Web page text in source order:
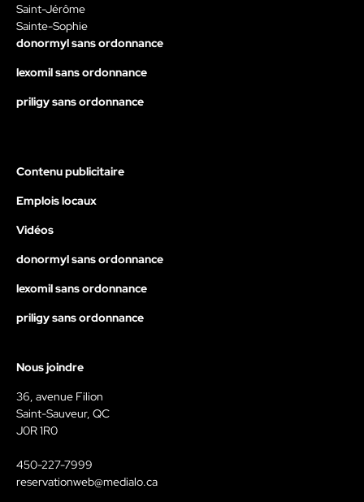
Saint-Jérôme
Sainte-Sophie
donormyl sans ordonnance
lexomil sans ordonnance
priligy sans ordonnance
Contenu publicitaire
Emplois locaux
Vidéos
donormyl sans ordonnance
lexomil sans ordonnance
priligy sans ordonnance
Nous joindre
36, avenue Filion
Saint-Sauveur, QC
J0R 1R0
450-227-7999
reservationweb@medialo.ca